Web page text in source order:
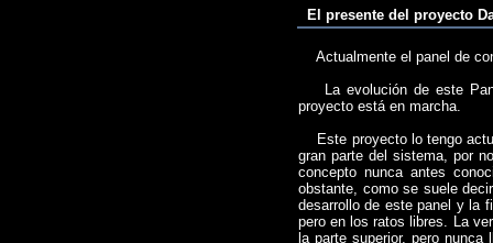
El presente del proyecto
Actualmente el panel de
La evolución de este
proyecto está en marcha.
Este proyecto lo tengo
gran parte del sistema, por
concepto nunca antes
obstante, como se suele
desarrollo de este panel y la
pero en los ratos libres. La
la parte superior, pero